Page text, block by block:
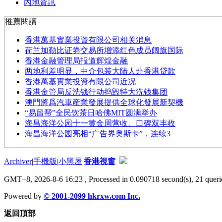
內地資訊
推薦閱讀
香港萬基實業投資有限公司相关消息
荷兰加勒比证劵交易所增添红色成员阔旗国际
香港金融管理局报道辉煌金融
两地利差明显，中介包装大陆人赴香港贷款
香港萬基實業投資有限公司近况
香港金管局反洗钱行动捣毁特大洗钱集团
澳門將爲汽車産業發展提供全球化發展新契機
“易留帮”全民饮茶日哈佛MIT圆满举办
海昌海洋公园十一黄金周营收、口碑双丰收
海昌海洋公园亮相“广告界奥斯卡”，连续3
Archiver|手機版|小黑屋|香港視窗
GMT+8, 2026-8-6 16:23 , Processed in 0.090718 second(s), 21
Powered by © 2001-2099 hkrxw.com Inc.
返回頂部